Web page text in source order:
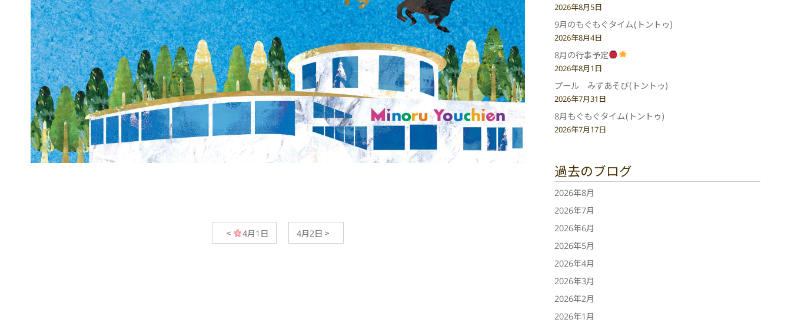
< 4月1日 4月2日 >
2026年8月5日
9月のもぐもぐタイム(トントゥ)
2026年8月4日
8月の行事予定
2026年8月1日
プール みずあそび(トントゥ)
2026年7月31日
8月もぐもぐタイム(トントゥ)
2026年7月17日
過去のブログ
2026年8月
2026年7月
2026年6月
2026年5月
2026年4月
2026年3月
2026年2月
2026年1月